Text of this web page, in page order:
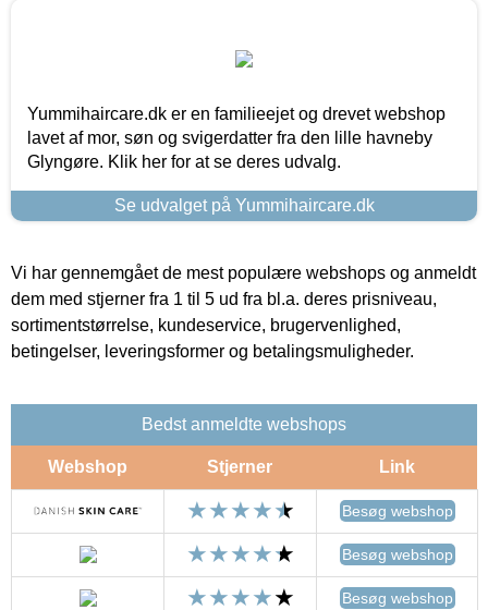
Yummihaircare.dk er en familieejet og drevet webshop
lavet af mor, søn og svigerdatter fra den lille havneby
Glyngøre. Klik her for at se deres udvalg.
Se udvalget på Yummihaircare.dk
Vi har gennemgået de mest populære webshops og anmeldt
dem med stjerner fra 1 til 5 ud fra bl.a. deres prisniveau,
sortimentstørrelse, kundeservice, brugervenlighed,
betingelser, leveringsformer og betalingsmuligheder.
Bedst anmeldte webshops
Webshop Stjerner Link
Besøg webshop
Besøg webshop
Besøg webshop